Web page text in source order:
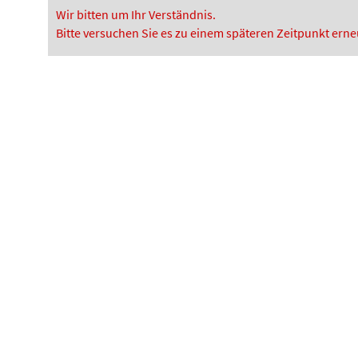
Wir bitten um Ihr Verständnis.
Bitte versuchen Sie es zu einem späteren Zeitpunkt